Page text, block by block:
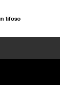
tifoso